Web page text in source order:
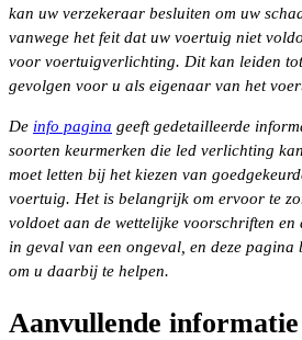
kan uw verzekeraar besluiten om uw
vanwege het feit dat uw voertuig niet
voor voertuigverlichting. Dit kan leiden
gevolgen voor u als eigenaar van het
De info pagina geeft gedetailleerde
soorten keurmerken die led verlichting
moet letten bij het kiezen van
voertuig. Het is belangrijk om ervoor te
voldoet aan de wettelijke voorschriften en
in geval van een ongeval, en deze
om u daarbij te helpen.
Aanvullende informatie